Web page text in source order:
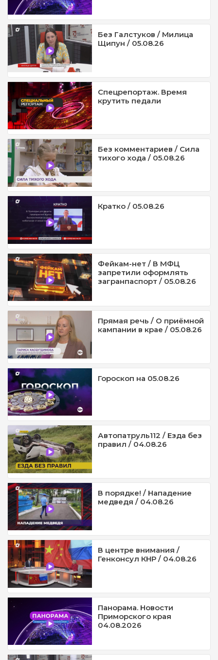
Без Галстуков / Милица
Щипун / 05.08.26
Спецрепортаж. Время
крутить педали
Без комментариев / Сила
тихого хода / 05.08.26
Кратко / 05.08.26
Фейкам-нет / В МФЦ
запретили оформлять
загранпаспорт / 05.08.26
Прямая речь / О приёмной
кампании в крае / 05.08.26
Гороскоп на 05.08.26
Автопатруль112 / Езда без
правил / 04.08.26
В порядке! / Нападение
медведя / 04.08.26
В центре внимания /
Генконсул КНР / 04.08.26
Панорама. Новости
Приморского края
04.08.2026